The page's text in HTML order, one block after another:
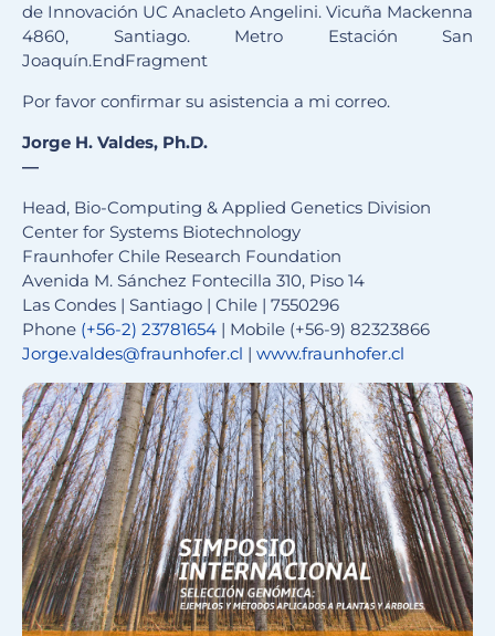
de Innovación UC Anacleto Angelini. Vicuña Mackenna
4860, Santiago. Metro Estación San
Joaquín.EndFragment
Por favor confirmar su asistencia a mi correo.
Jorge H. Valdes, Ph.D.
—
Head, Bio-Computing & Applied Genetics Division
Center for Systems Biotechnology
Fraunhofer Chile Research Foundation
Avenida M. Sánchez Fontecilla 310, Piso 14
Las Condes | Santiago | Chile | 7550296
Phone (+56-2) 23781654 | Mobile (+56-9) 82323866
Jorge.valdes@fraunhofer.cl | www.fraunhofer.cl